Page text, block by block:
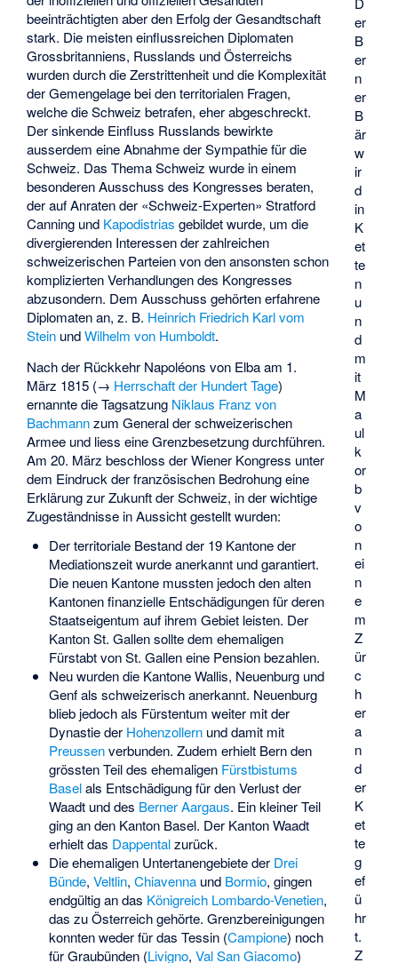
er
B
er
n
er
B
är
w
ir
d
in
K
et
te
n
u
n
d
m
it
M
a
ul
k
or
b
v
o
n
ei
n
e
m
Z
ür
c
h
er
a
n
d
er
K
et
te
g
ef
ü
hr
t.
Z
beeinträchtigten aber den Erfolg der Gesandtschaft
stark. Die meisten einflussreichen Diplomaten
Grossbritanniens, Russlands und Österreichs
wurden durch die Zerstrittenheit und die Komplexität
der Gemengelage bei den territorialen Fragen,
welche die Schweiz betrafen, eher abgeschreckt.
Der sinkende Einfluss Russlands bewirkte
ausserdem eine Abnahme der Sympathie für die
Schweiz. Das Thema Schweiz wurde in einem
besonderen Ausschuss des Kongresses beraten,
der auf Anraten der «Schweiz-Experten» Stratford
Canning und Kapodistrias gebildet wurde, um die
divergierenden Interessen der zahlreichen
schweizerischen Parteien von den ansonsten schon
komplizierten Verhandlungen des Kongresses
abzusondern. Dem Ausschuss gehörten erfahrene
Diplomaten an, z. B. Heinrich Friedrich Karl vom
Stein undWilhelm von Humboldt.
Nach der Rückkehr Napoléons von Elba am 1.
März 1815 (→ Herrschaft der Hundert Tage)
ernannte die Tagsatzung Niklaus Franz von
Bachmannzum General der schweizerischen
Armee und liess eine Grenzbesetzung durchführen.
Am 20. März beschloss der Wiener Kongress unter
dem Eindruck der französischen Bedrohung eine
Erklärung zur Zukunft der Schweiz, in der wichtige
Zugeständnisse in Aussicht gestellt wurden:
Der territoriale Bestand der 19 Kantone der
Mediationszeit wurde anerkannt und garantiert.
Die neuen Kantone mussten jedoch den alten
Kantonen finanzielle Entschädigungen für deren
Staatseigentum auf ihrem Gebiet leisten. Der
Kanton St. Gallen sollte dem ehemaligen
Fürstabt von St. Gallen eine Pension bezahlen.
Neu wurden die Kantone Wallis, Neuenburg und
Genf als schweizerisch anerkannt. Neuenburg
blieb jedoch als Fürstentum weiter mit der
Dynastie der Hohenzollernund damit mit
Preussenverbunden. Zudem erhielt Bern den
grössten Teil des ehemaligen Fürstbistums
Baselals Entschädigung für den Verlust der
Waadt und des Berner Aargaus. Ein kleiner Teil
ging an den Kanton Basel. Der Kanton Waadt
erhielt das Dappentalzurück.
Die ehemaligen Untertanengebiete der Drei
Bünde, Veltlin, Chiavennaund Bormio, gingen
endgültig an das Königreich Lombardo-Venetien,
das zu Österreich gehörte. Grenzbereinigungen
konnten weder für das Tessin (Campione) noch
für Graubünden (Livigno, Val San Giacomo)